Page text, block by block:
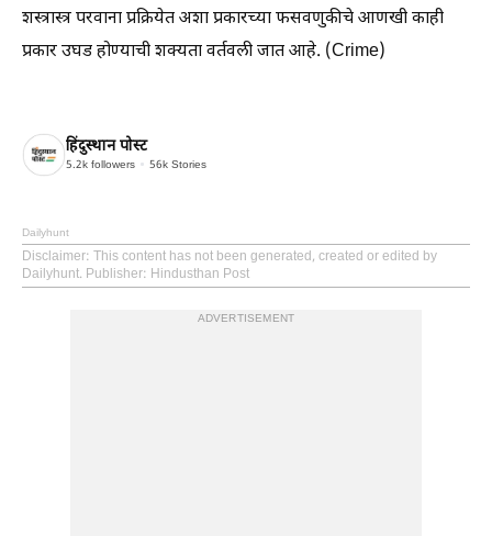
शस्त्रास्त्र परवाना प्रक्रियेत अशा प्रकारच्या फसवणुकीचे आणखी काही
प्रकार उघड होण्याची शक्यता वर्तवली जात आहे. (Crime)
हिंदुस्थान पोस्ट
5.2k followers 56k Stories
Dailyhunt
Disclaimer: This content has not been generated, created or edited by
Dailyhunt. Publisher: Hindusthan Post
ADVERTISEMENT